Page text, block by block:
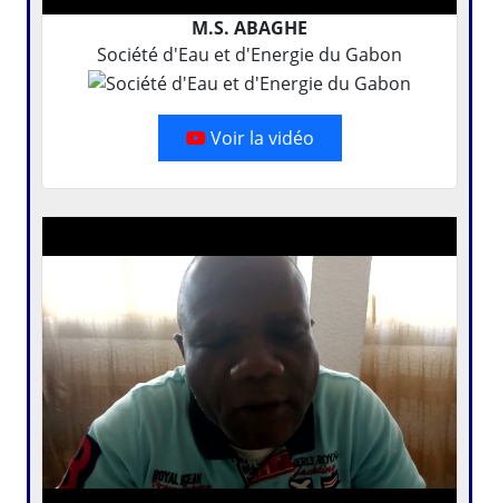
M.S. ABAGHE
Société d'Eau et d'Energie du Gabon
Voir la vidéo